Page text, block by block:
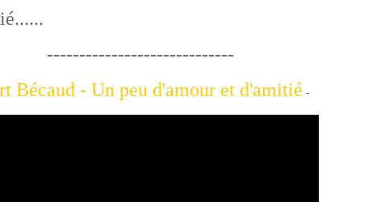
Bécaud - Un peu d'amour et d'amitié -